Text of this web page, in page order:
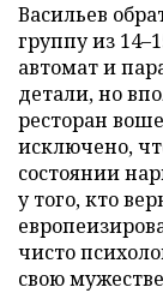
Васильев
группу из
автомат и
детали, но
ресторан
исключено,
состоянии
у того, кто
чисто
свою